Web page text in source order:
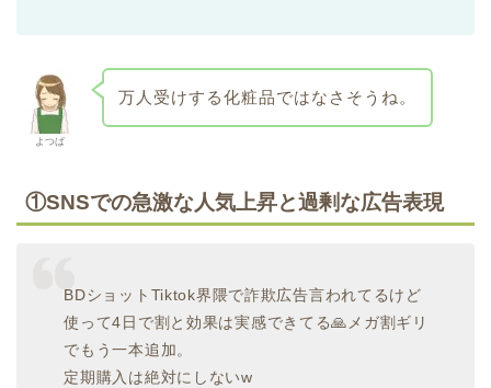
よつば
万人受けする化粧品ではなさそうね。
①SNSでの急激な人気上昇と過剰な広告表現
BDショットTiktok界隈で詐欺広告言われてるけど
使って4日で割と効果は実感できてる🙏メガ割ギリ
でもう一本追加。
定期購入は絶対にしないw